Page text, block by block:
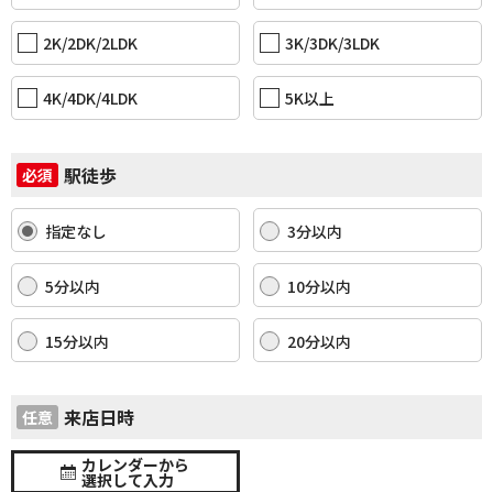
2K/2DK/2LDK 3K/3DK/3LDK
4K/4DK/4LDK 5K以上
必須 駅徒歩
指定なし 3分以内
5分以内 10分以内
15分以内 20分以内
任意 来店日時
カレンダーから
選択して入力